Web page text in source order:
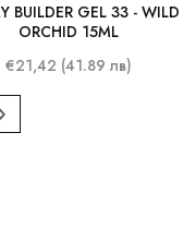
BUILDER GEL 33 - WILD
ORCHID 15ML
€21,42 (41.89 лв)